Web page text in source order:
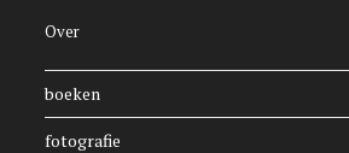
Over
boeken
fotografie